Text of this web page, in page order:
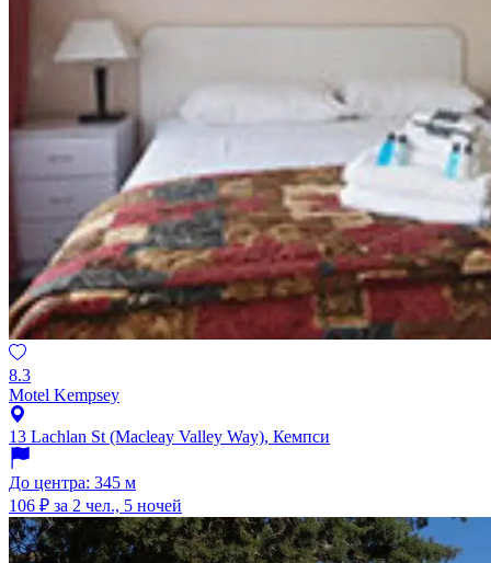
8.3
Motel Kempsey
13 Lachlan St (Macleay Valley Way), Кемпси
До центра: 345 м
106 ₽ за 2 чел., 5 ночей